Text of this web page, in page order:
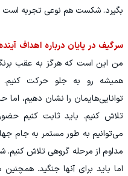
بگیرد. شکست هم نوعی تجربه است و
سرگیف در پایان درباره اهداف
من این است که هرگز به عقب
همیشه رو به جلو حرکت کنیم.
توانایی‌هایمان را نشان دهیم،
تلاش کنیم. باید ثابت کنیم
می‌توانیم به طور مستمر به جام
مداوم از مرحله گروهی تلاش کنیم.
اما باید برای آنها جنگید.